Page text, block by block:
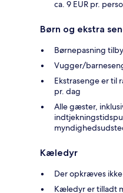
ca. 9 EUR pr.
Børn og ekstra
Børnepasning
Vugger/
Ekstrasenge er til
pr. dag
Alle gæster,
Kæledyr
Der opkræves
Kæledyr er tilladt